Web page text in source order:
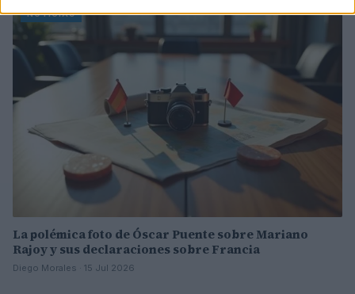
NOTICIAS
La polémica foto de Óscar Puente sobre Mariano
Rajoy y sus declaraciones sobre Francia
Diego Morales · 15 Jul 2026